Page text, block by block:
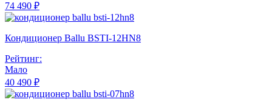
74 490 ₽
Кондиционер Ballu BSTI-12HN8
Рейтинг:
Мало
40 490 ₽